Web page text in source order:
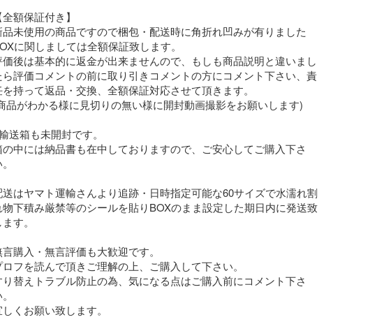
全額保証付き】
品未使用の商品ですので梱包・配送時に角折れ凹みが有りました
に関しましては全額保証致します。
価後は基本的に返金が出来ませんので、もしも商品説明と違いまし
ら評価コメントの前に取り引きコメントの方にコメント下さい、責
持って返品・交換、全額保証対応させて頂きます。
品がわかる様に見切りの無い様に開封動画撮影をお願いします)
送箱も未開封です。
の中には納品書も在中しておりますので、ご安心してご購入下さ
送はヤマト運輸さんより追跡・日時指定可能な60サイズで水濡れ割
物下積み厳禁等のシールを貼りBOXのまま設定した期日内に発送致
ます。
購入・無言評価も大歓迎です。
ロフを読んで頂きご理解の上、ご購入して下さい。
り替えトラブル防止の為、気になる点はご購入前にコメント下さ
くお願い致します。